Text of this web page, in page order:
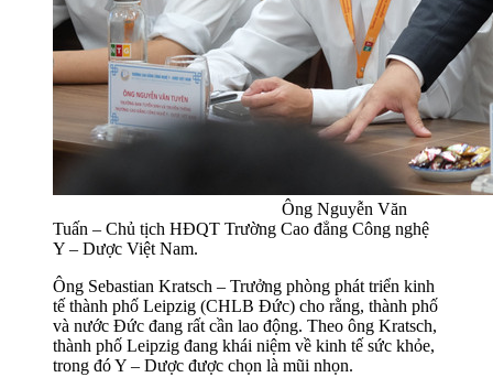
Ông Nguyễn Văn
Tuấn – Chủ tịch HĐQT Trường Cao đẳng Công nghệ
Y – Dược Việt Nam.
Ông Sebastian Kratsch – Trưởng phòng phát triển kinh
tế thành phố Leipzig (CHLB Đức) cho rằng, thành phố
và nước Đức đang rất cần lao động. Theo ông Kratsch,
thành phố Leipzig đang khái niệm về kinh tế sức khỏe,
trong đó Y – Dược được chọn là mũi nhọn.